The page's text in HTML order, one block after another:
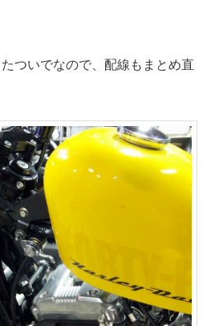
ついでなので、配線もまとめ直